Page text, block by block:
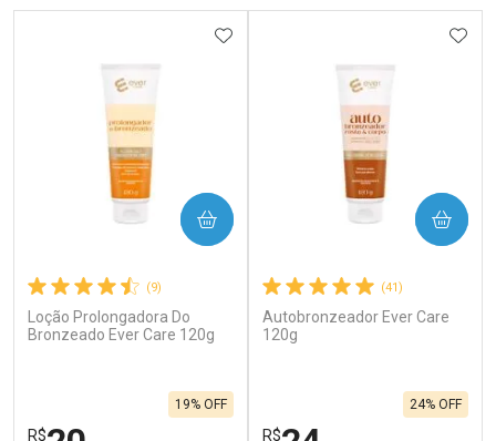
(9)
Loção Prolongadora Do
Bronzeado Ever Care 120g
R$
19% OFF
ADICIONAR AOS FAVORITOS
COMPRAR
(41)
Autobronzeador Ever Care
120g
R$
24% OFF
COMPRAR